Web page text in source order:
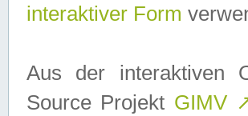
interaktiver Form
Aus der interaktiven
Source Projekt GIMV